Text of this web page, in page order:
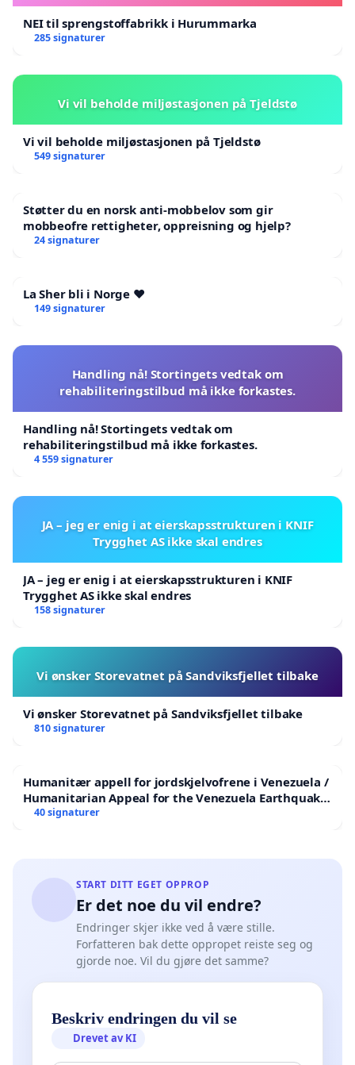
NEI til sprengstoffabrikk i Hurummarka
285 signaturer
Vi vil beholde miljøstasjonen på Tjeldstø
Vi vil beholde miljøstasjonen på Tjeldstø
549 signaturer
Støtter du en norsk anti-mobbelov som gir
mobbeofre rettigheter, oppreisning og hjelp?
24 signaturer
La Sher bli i Norge ❤️
149 signaturer
Handling nå! Stortingets vedtak om
rehabiliteringstilbud må ikke forkastes.
Handling nå! Stortingets vedtak om
rehabiliteringstilbud må ikke forkastes.
4 559 signaturer
JA – jeg er enig i at eierskapsstrukturen i KNIF
Trygghet AS ikke skal endres
JA – jeg er enig i at eierskapsstrukturen i KNIF
Trygghet AS ikke skal endres
158 signaturer
Vi ønsker Storevatnet på Sandviksfjellet tilbake
Vi ønsker Storevatnet på Sandviksfjellet tilbake
810 signaturer
Humanitær appell for jordskjelvofrene i Venezuela /
Humanitarian Appeal for the Venezuela Earthquake
Victims
40 signaturer
START DITT EGET OPPROP
Er det noe du vil endre?
Endringer skjer ikke ved å være stille.
Forfatteren bak dette oppropet reiste seg og
gjorde noe. Vil du gjøre det samme?
Beskriv endringen du vil se
Drevet av KI